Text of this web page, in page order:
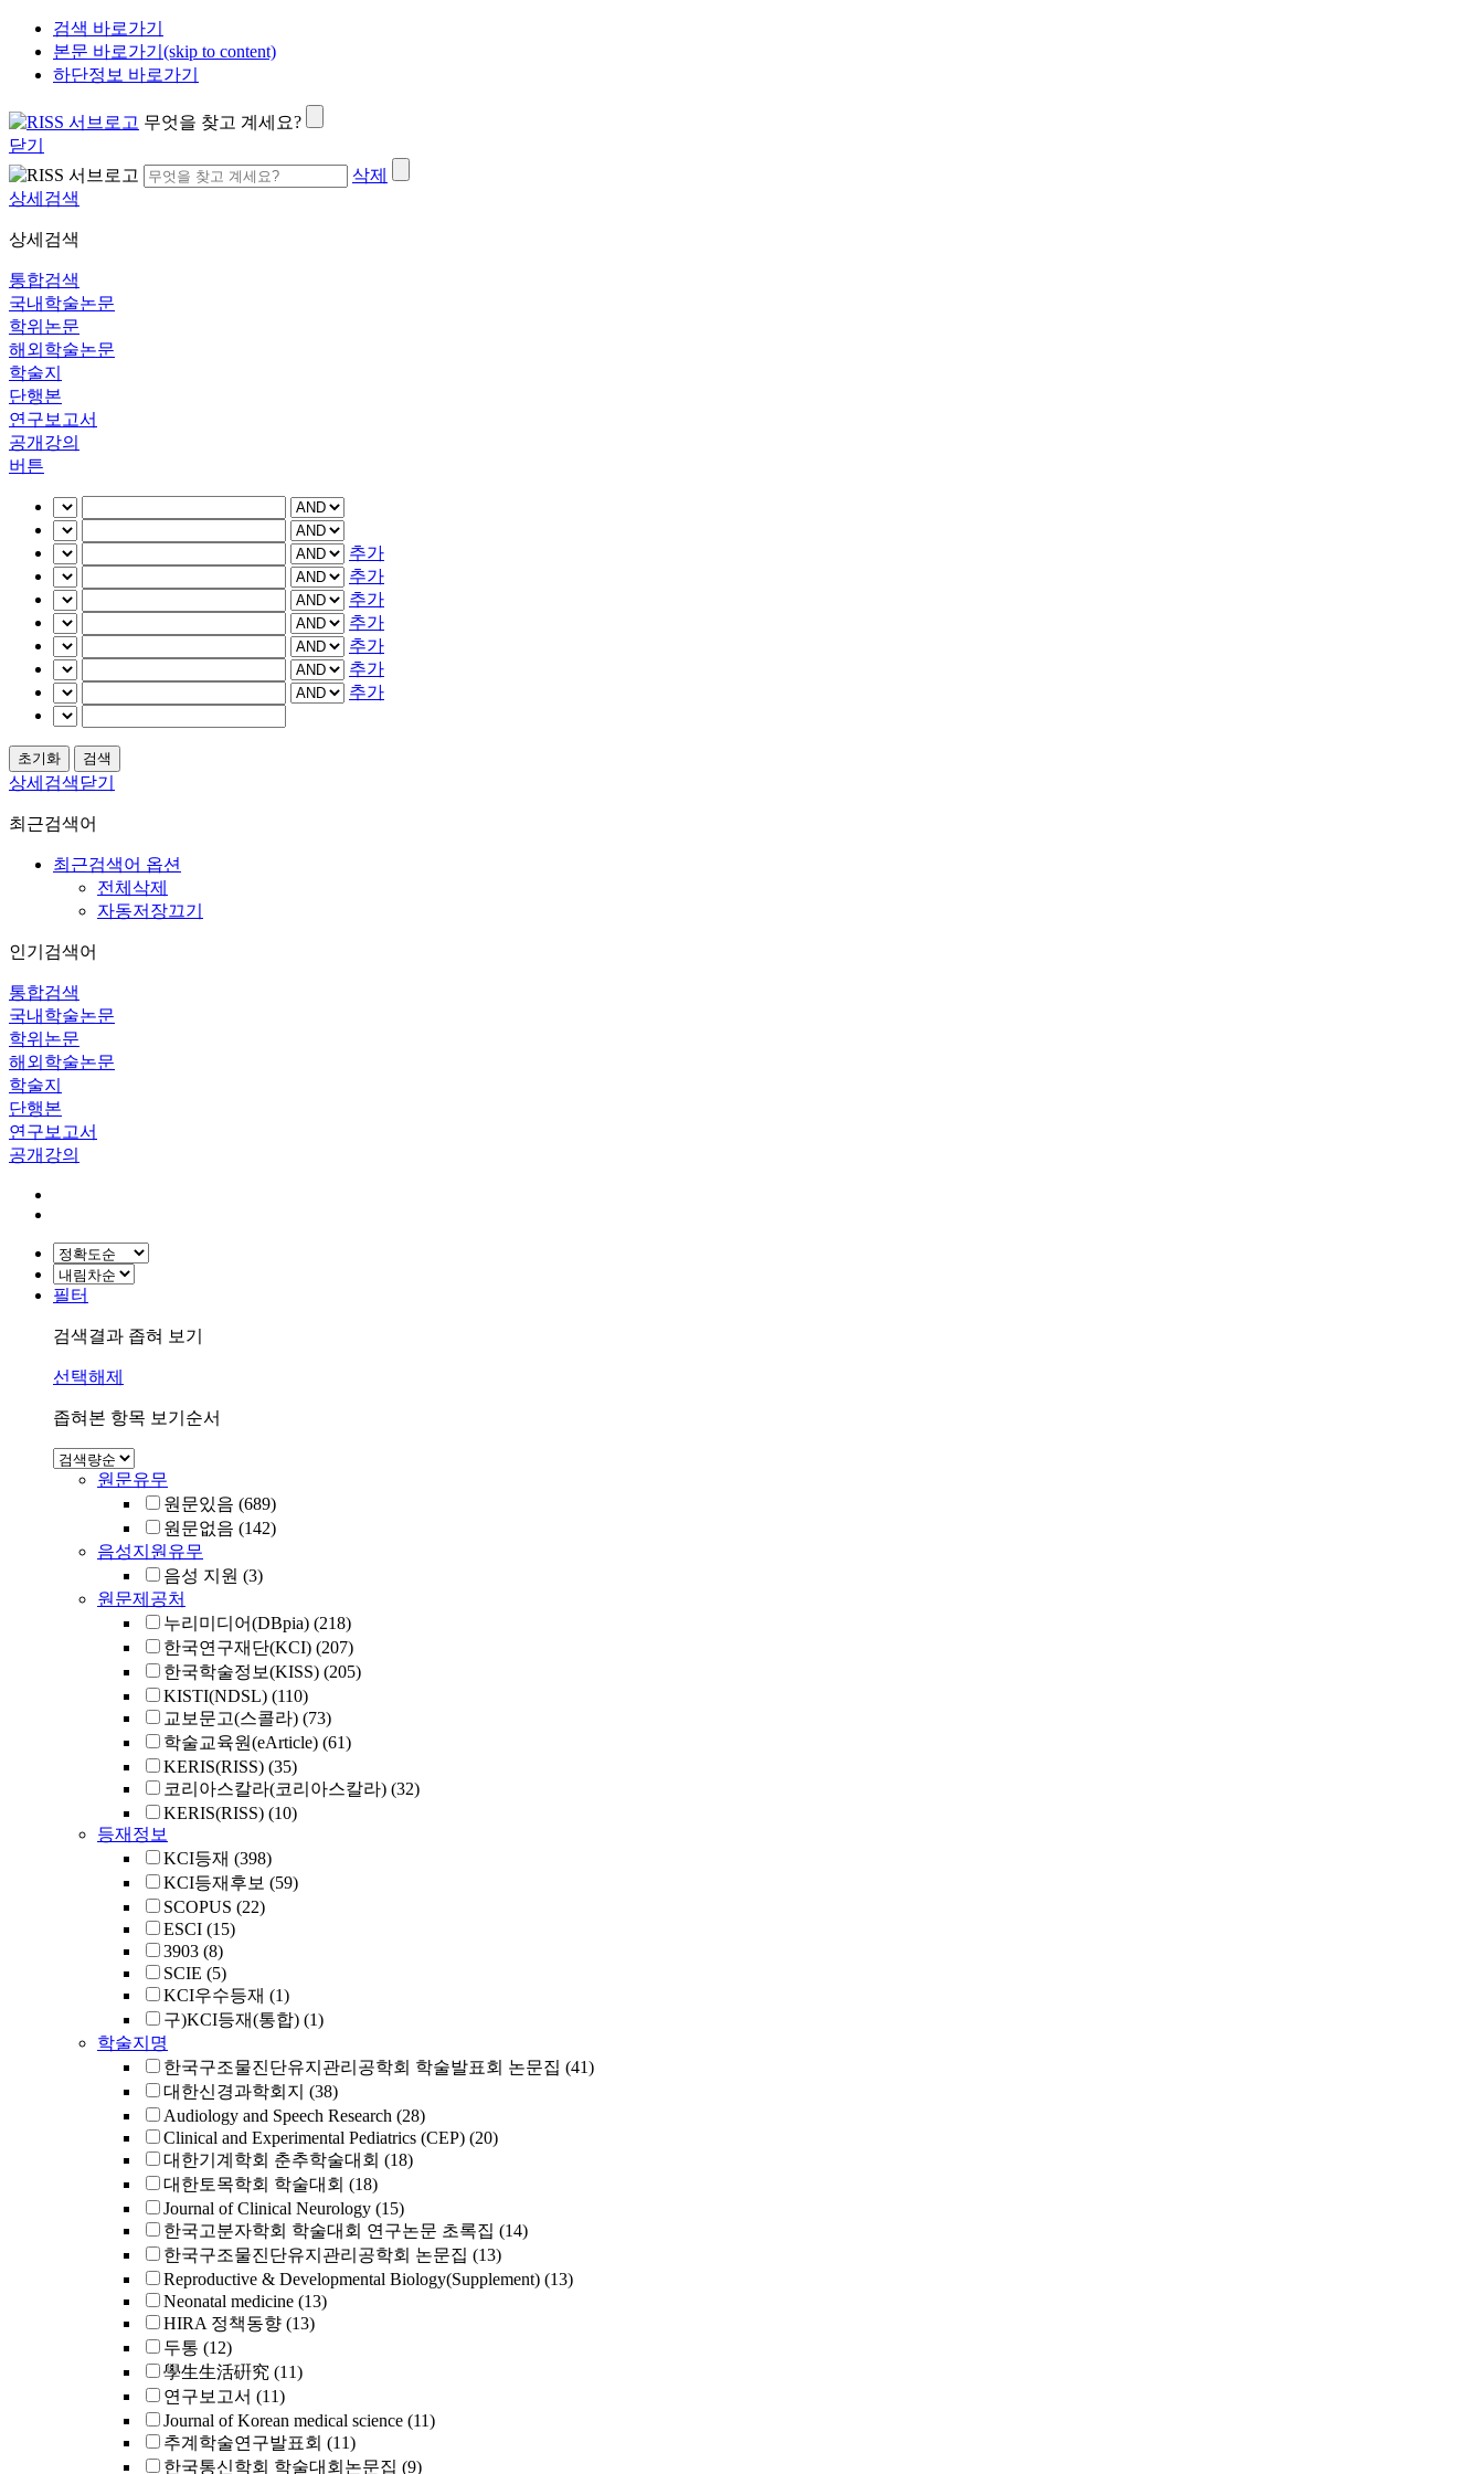
검색 바로가기
본문 바로가기(skip to content)
하단정보 바로가기
무엇을 찾고 계세요?
닫기
삭제
상세검색
상세검색
통합검색
국내학술논문
학위논문
해외학술논문
학술지
단행본
연구보고서
공개강의
버튼
추가
추가
추가
추가
추가
추가
추가
상세검색닫기
최근검색어
최근검색어 옵션
전체삭제
자동저장끄기
인기검색어
통합검색
국내학술논문
학위논문
해외학술논문
학술지
단행본
연구보고서
공개강의
필터
검색결과 좁혀 보기
선택해제
좁혀본 항목 보기순서
원문유무
원문있음 (689)
원문없음 (142)
음성지원유무
음성 지원 (3)
원문제공처
누리미디어(DBpia) (218)
한국연구재단(KCI) (207)
한국학술정보(KISS) (205)
KISTI(NDSL) (110)
교보문고(스콜라) (73)
학술교육원(eArticle) (61)
KERIS(RISS) (35)
코리아스칼라(코리아스칼라) (32)
KERIS(RISS) (10)
등재정보
KCI등재 (398)
KCI등재후보 (59)
SCOPUS (22)
ESCI (15)
3903 (8)
SCIE (5)
KCI우수등재 (1)
구)KCI등재(통합) (1)
학술지명
한국구조물진단유지관리공학회 학술발표회 논문집 (41)
대한신경과학회지 (38)
Audiology and Speech Research (28)
Clinical and Experimental Pediatrics (CEP) (20)
대한기계학회 춘추학술대회 (18)
대한토목학회 학술대회 (18)
Journal of Clinical Neurology (15)
한국고분자학회 학술대회 연구논문 초록집 (14)
한국구조물진단유지관리공학회 논문집 (13)
Reproductive & Developmental Biology(Supplement) (13)
Neonatal medicine (13)
HIRA 정책동향 (13)
두통 (12)
學生生活硏究 (11)
연구보고서 (11)
Journal of Korean medical science (11)
추계학술연구발표회 (11)
한국통신학회 학술대회논문집 (9)